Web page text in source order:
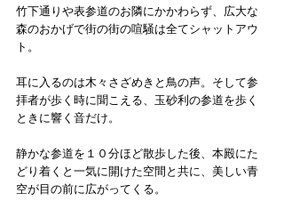
竹下通りや表参道のお隣にかかわらず、広大な
森のおかげで街の街の喧騒は全てシャットアウ
ト。
耳に入るのは木々さざめきと鳥の声。そして参
拝者が歩く時に聞こえる、玉砂利の参道を歩く
ときに響く音だけ。
静かな参道を１０分ほど散歩した後、本殿にた
どり着くと一気に開けた空間と共に、美しい青
空が目の前に広がってくる。